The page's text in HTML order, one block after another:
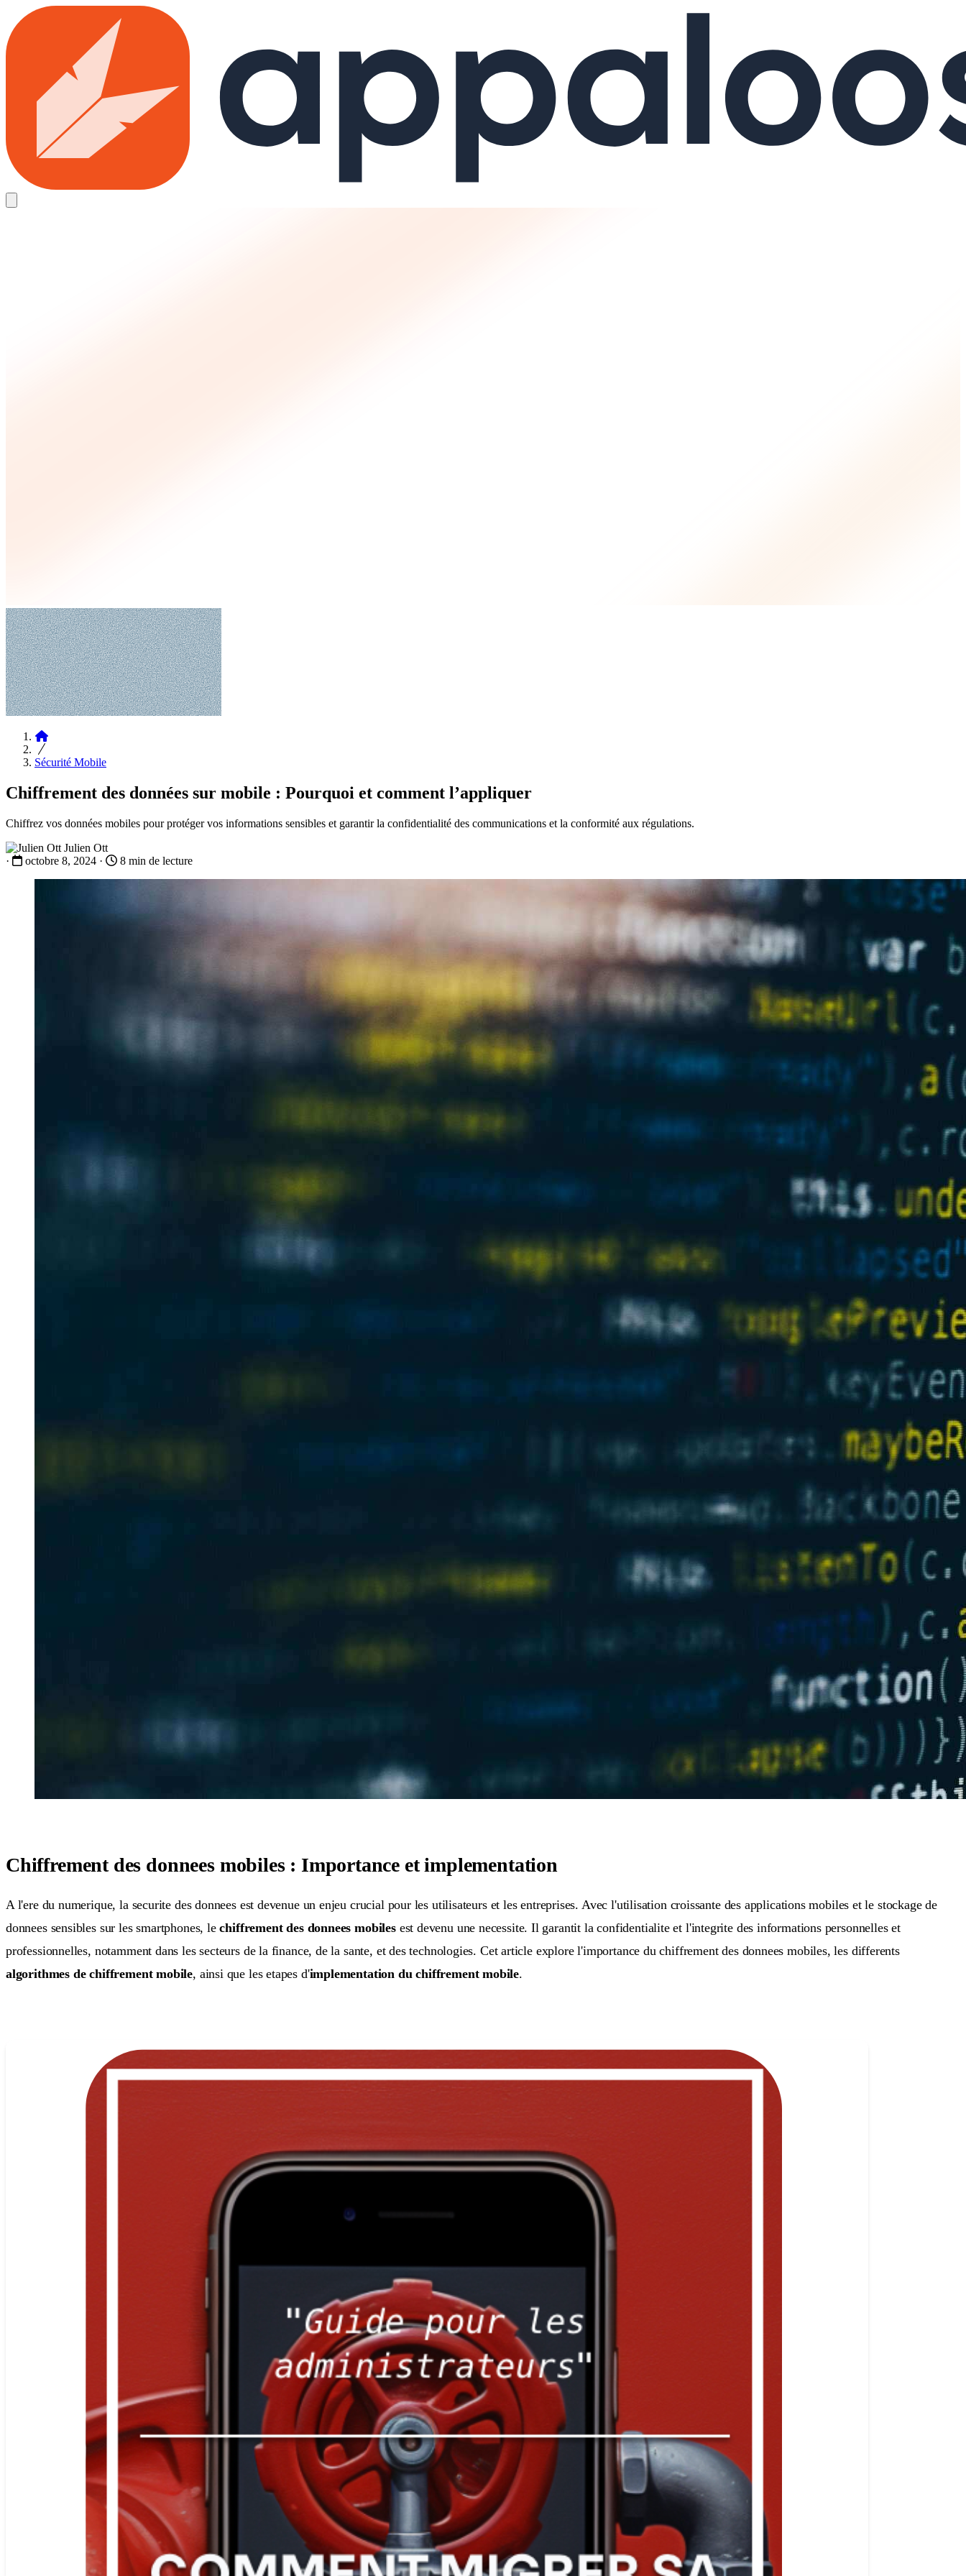
Skip to main content
Sécurité Mobile
Chiffrement des données sur mobile : Pourquoi et comment l’appliquer
Chiffrez vos données mobiles pour protéger vos informations sensibles et garantir la confidentialité des communications et la conformité aux régulations.
Julien Ott
·
octobre 8, 2024 · 8 min de lecture
Chiffrement des donnees mobiles : Importance et implementation
A l'ere du numerique, la securite des donnees est devenue un enjeu crucial pour les utilisateurs et les entreprises. Avec l'utilisation croissante des applications mobiles et le stockage de
donnees sensibles sur les smartphones, lechiffrement des donnees mobilesest devenu une necessite. Il garantit la confidentialite et l'integrite des informations personnelles et
professionnelles, notamment dans les secteurs de la finance, de la sante, et des technologies. Cet article explore l'importance du chiffrement des donnees mobiles, les differents
algorithmes de chiffrement mobile, ainsi que les etapes d'implementation du chiffrement mobile.